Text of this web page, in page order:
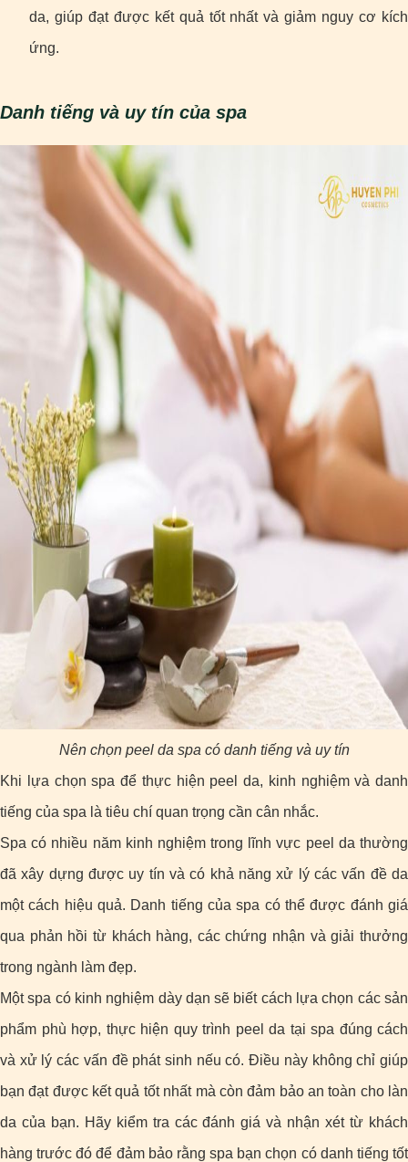
da, giúp đạt được kết quả tốt nhất và giảm nguy cơ kích
ứng.
Danh tiếng và uy tín của spa
Nên chọn peel da spa có danh tiếng và uy tín
Khi lựa chọn spa để thực hiện peel da, kinh nghiệm và danh
tiếng của spa là tiêu chí quan trọng cần cân nhắc.
Spa có nhiều năm kinh nghiệm trong lĩnh vực peel da thường
đã xây dựng được uy tín và có khả năng xử lý các vấn đề da
một cách hiệu quả. Danh tiếng của spa có thể được đánh giá
qua phản hồi từ khách hàng, các chứng nhận và giải thưởng
trong ngành làm đẹp.
Một spa có kinh nghiệm dày dạn sẽ biết cách lựa chọn các sản
phẩm phù hợp, thực hiện quy trình peel da tại spa đúng cách
và xử lý các vấn đề phát sinh nếu có. Điều này không chỉ giúp
bạn đạt được kết quả tốt nhất mà còn đảm bảo an toàn cho làn
da của bạn. Hãy kiểm tra các đánh giá và nhận xét từ khách
hàng trước đó để đảm bảo rằng spa bạn chọn có danh tiếng tốt